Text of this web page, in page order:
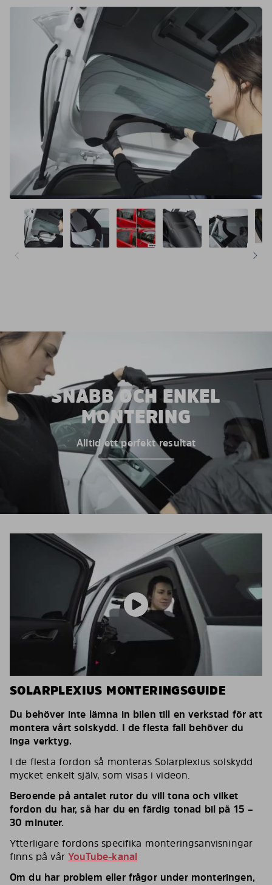
SNABB OCH ENKEL
MONTERING
Alltid ett perfekt resultat
SOLARPLEXIUS MONTERINGSGUIDE
Du behöver inte lämna in bilen till en verkstad för att
montera vårt solskydd. I de flesta fall behöver du
inga verktyg.
I de flesta fordon så monteras Solarplexius solskydd
mycket enkelt själv, som visas i videon.
Beroende på antalet rutor du vill tona och vilket
fordon du har, så har du en färdig tonad bil på 15 –
30 minuter.
Ytterligare fordons specifika monteringsanvisningar
finns på vårYouTube-kanal
Om du har problem eller frågor under monteringen,